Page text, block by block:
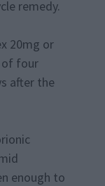
remedy.
20mg or
of four
after the
enough to